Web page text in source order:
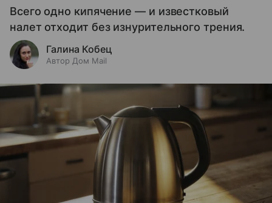
Всего одно кипячение — и известковый
налет отходит без изнурительного трения.
Галина Кобец
Автор Дом Mail